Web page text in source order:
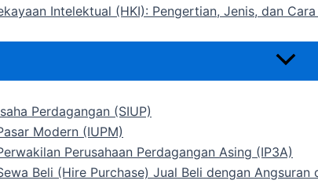
Intelektual (HKI): Pengertian, Jenis, dan
Perdagangan (SIUP)
Modern (IUPM)
Perusahaan Perdagangan Asing (IP3A)
Beli (Hire Purchase) Jual Beli dengan Angsuran